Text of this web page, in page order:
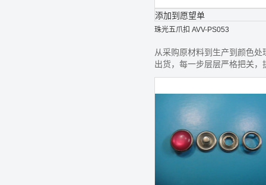
添加到愿望单
珠光五爪扣 AVV-PS053
从采购原材料到生产到颜色处
出货，每一步层层严格把关，
最好的钮扣给您